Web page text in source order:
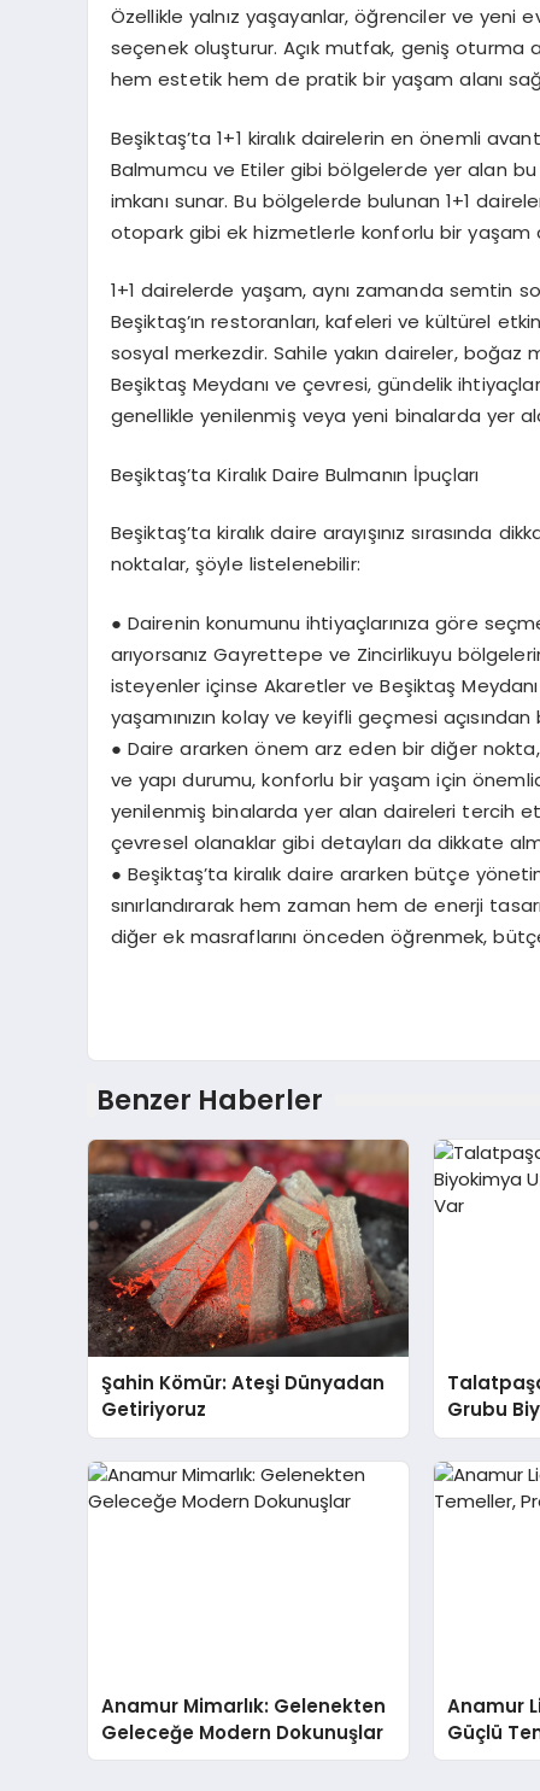
Özellikle yalnız yaşayanlar, öğrenciler ve
seçenek oluşturur. Açık mutfak, geniş oturma
hem estetik hem de pratik bir yaşam alanı
Beşiktaş’ta 1+1 kiralık dairelerin en önemli
Balmumcu ve Etiler gibi bölgelerde yer alan
imkanı sunar. Bu bölgelerde bulunan 1+1
otopark gibi ek hizmetlerle konforlu bir yaşam
1+1 dairelerde yaşam, aynı zamanda semtin
Beşiktaş’ın restoranları, kafeleri ve kültürel
sosyal merkezdir. Sahile yakın daireler, boğaz
Beşiktaş Meydanı ve çevresi, gündelik
genellikle yenilenmiş veya yeni binalarda yer
Beşiktaş’ta Kiralık Daire Bulmanın İpuçları
Beşiktaş’ta kiralık daire arayışınız sırasında
noktalar, şöyle listelenebilir:
● Dairenin konumunu ihtiyaçlarınıza göre
arıyorsanız Gayrettepe ve Zincirlikuyu
isteyenler içinse Akaretler ve Beşiktaş
yaşamınızın kolay ve keyifli geçmesi
● Daire ararken önem arz eden bir diğer
ve yapı durumu, konforlu bir yaşam için
yenilenmiş binalarda yer alan daireleri tercih
çevresel olanaklar gibi detayları da dikkate
● Beşiktaş’ta kiralık daire ararken bütçe
sınırlandırarak hem zaman hem de enerji
diğer ek masraflarını önceden öğrenmek,
Benzer Haberler
Şahin Kömür: Ateşi Dünyadan
Getiriyoruz
Grubu
Dr.
Anamur Mimarlık: Gelenekten
Geleceğe Modern Dokunuşlar
Anamur
Güçlü
Yapılar